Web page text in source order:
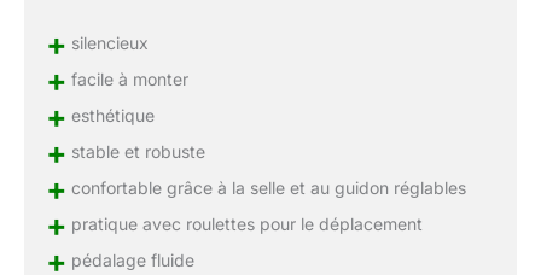
+ silencieux
+ facile à monter
+ esthétique
+ stable et robuste
+ confortable grâce à la selle et au guidon réglables
+ pratique avec roulettes pour le déplacement
+ pédalage fluide